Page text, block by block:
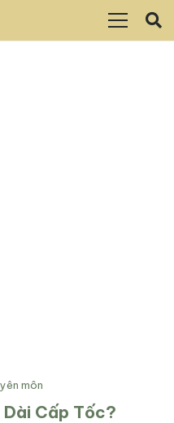
môn
Cấp Tốc?